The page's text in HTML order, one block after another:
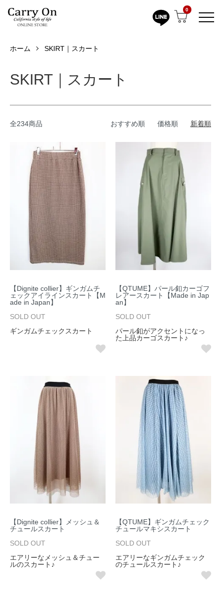
0
ホーム SKIRT｜スカート
SKIRT｜スカート
全234商品 おすすめ順 価格順 新着順
【Dignite collier】ギンガムチ
ェックアイラインスカート【M
ade in Japan】
SOLD OUT
ギンガムチェックスカート
【QTUME】パール釦カーゴフ
レアースカート【Made in Jap
an】
SOLD OUT
パール釦がアクセントになっ
た上品カーゴスカート♪
【Dignite collier】メッシュ＆
チュールスカート
SOLD OUT
エアリーなメッシュ＆チュー
ルのスカート♪
【QTUME】ギンガムチェック
チュールマキシスカート
SOLD OUT
エアリーなギンガムチェック
のチュールスカート♪